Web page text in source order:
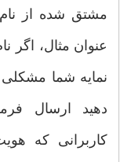
مشتق شده از
عنوان مثال، اگر
نمایه شما مشکلی
دهید ارسال
کاربرانی که